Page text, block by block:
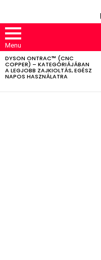
Menu
LATEST
STORIES
DYSON ONTRAC™ (CNC
COPPER) – KATEGÓRIÁJÁBAN
A LEGJOBB ZAJKIOLTÁS, EGÉSZ
NAPOS HASZNÁLATRA